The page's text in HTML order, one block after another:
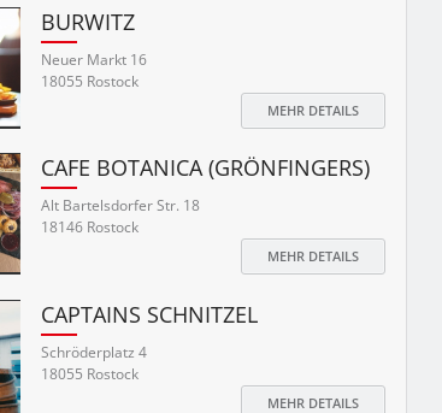
BURWITZ
Neuer Markt 16
18055 Rostock
MEHR DETAILS
CAFE BOTANICA (GRÖNFINGERS)
Alt Bartelsdorfer Str. 18
18146 Rostock
MEHR DETAILS
CAPTAINS SCHNITZEL
Schröderplatz 4
18055 Rostock
MEHR DETAILS